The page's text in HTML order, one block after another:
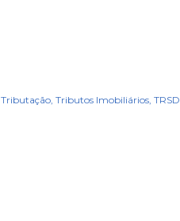
Tributação Tributos Imobiliários TRSD